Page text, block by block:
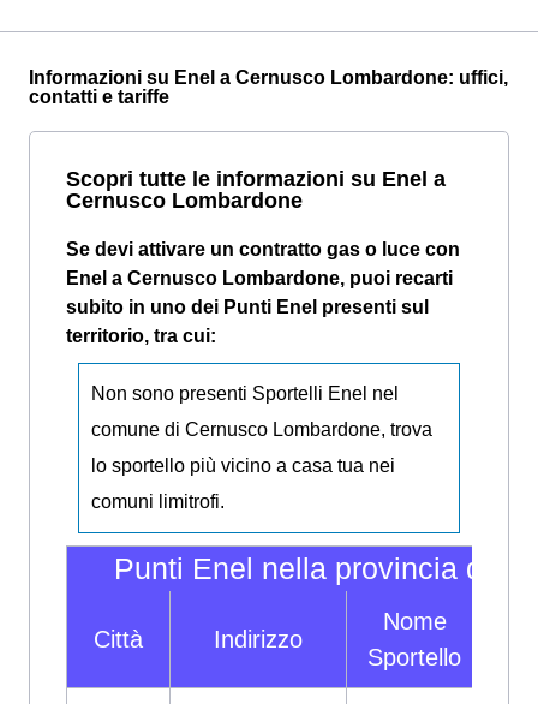
Informazioni su Enel a Cernusco Lombardone: uffici,
contatti e tariffe
Scopri tutte le informazioni su Enel a
Cernusco Lombardone
Se devi attivare un contratto gas o luce con
Enel a Cernusco Lombardone, puoi recarti
subito in uno dei Punti Enel presenti sul
territorio, tra cui:
Non sono presenti Sportelli Enel nel
comune di Cernusco Lombardone, trova
lo sportello più vicino a casa tua nei
comuni limitrofi.
Punti Enel nella provincia di
Città Indirizzo
Nome
Sportello